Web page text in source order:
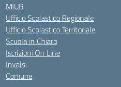
MIUR
Ufficio Scolastico Regionale
Ufficio Scolastico Territoriale
Scuola in Chiaro
Iscrizioni On Line
Invalsi
Comune